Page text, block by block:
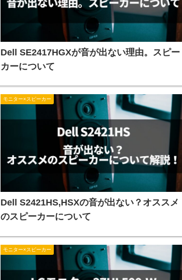
Dell SE2417HGXが音が出ない理由。スピー
カーについて
モニター×スピーカー
Dell S2421HS,HSXの音が出ない？オススメ
のスピーカーについて
モニター×スピーカー